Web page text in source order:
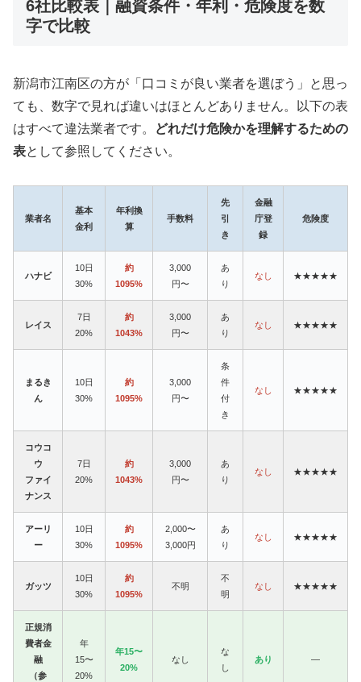
6社比較表｜融資条件・年利・危険度を数
字で比較
新潟市江南区の方が「口コミが良い業者を選ぼう」と思っ
ても、数字で見れば違いはほとんどありません。以下の表
はすべて違法業者です。
どれだけ危険かを理解するための
表として参照してください。
業者名
基本
金利
年利換
算
手数料
先
引
き
金融
庁登
録
危険度
ハナビ
10日
30%
約
1095%
3,000
円〜
あ
り
なし ★★★★★
レイス
7日
20%
約
1043%
3,000
円〜
あ
り
なし ★★★★★
まるき
ん
10日
30%
約
1095%
3,000
円〜
条
件
付
き
なし ★★★★★
コウコ
ウ
ファイ
ナンス
7日
20%
約
1043%
3,000
円〜
あ
り
なし ★★★★★
アーリ
ー
10日
30%
約
1095%
2,000〜
3,000円
あ
り
なし ★★★★★
ガッツ
10日
30%
約
1095%
不明
不
明
なし ★★★★★
正規消
費者金
融
（参
年
15〜
20%
年15〜
20%
なし
な
し
あり —